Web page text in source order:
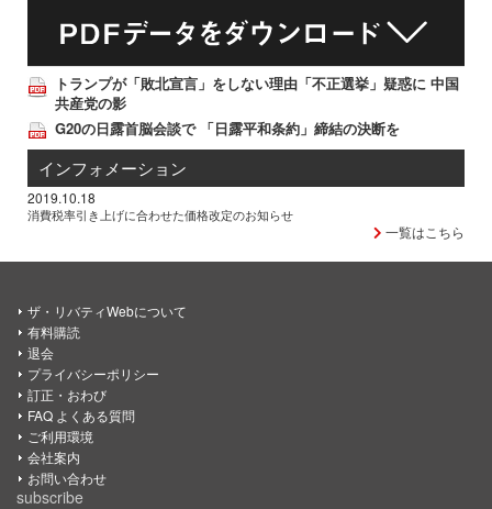
トランプが「敗北宣言」をしない理由「不正選挙」疑惑に 中国
共産党の影
G20の日露首脳会談で 「日露平和条約」締結の決断を
インフォメーション
2019.10.18
消費税率引き上げに合わせた価格改定のお知らせ
一覧はこちら
ザ・リバティWebについて
有料購読
退会
プライバシーポリシー
訂正・おわび
FAQ よくある質問
ご利用環境
会社案内
お問い合わせ
subscribe